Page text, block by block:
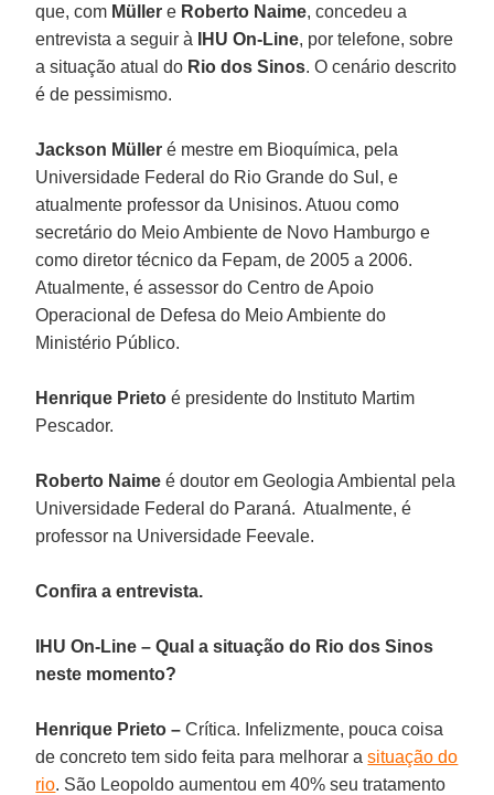
que, com Müllere Roberto Naime, concedeu a
entrevista a seguir à
IHU On-Line, por telefone, sobre
a situação atual do Rio dos Sinos. O cenário descrito
é de pessimismo.
Jackson Müller é mestre em Bioquímica, pela
Universidade Federal do Rio Grande do Sul, e
atualmente professor da Unisinos. Atuou como
secretário do Meio Ambiente de Novo Hamburgo e
como diretor técnico da Fepam, de 2005 a 2006.
Atualmente, é assessor do Centro de Apoio
Operacional de Defesa do Meio Ambiente do
Ministério Público.
Henrique Prietoé presidente do Instituto Martim
Pescador.
Roberto Naime é doutor em Geologia Ambiental pela
Universidade Federal do Paraná. Atualmente, é
professor na Universidade Feevale.
Confira a entrevista.
IHU On-Line – Qual a situação do Rio dos Sinos
neste momento?
Henrique Prieto –Crítica. Infelizmente, pouca coisa
de concreto tem sido feita para melhorar asituação do
rio. São Leopoldo aumentou em 40% seu tratamento